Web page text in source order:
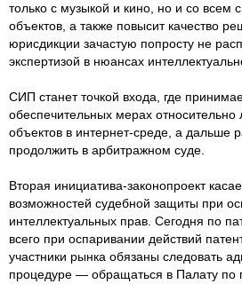
только с музыкой и кино, но и со всем
объектов, а также повысит качество
юрисдикции зачастую попросту не
экспертизой в нюансах
СИП станет точкой входа, где
обеспечительных мерах
объектов в интернет-среде, а дальше
продолжить в арбитражном суде.
Вторая инициатива-законопроект
возможностей судебной защиты при
интеллектуальных прав. Сегодня по
всего при оспаривании действий
участники рынка обязаны следовать
процедуре — обращаться в Палату по